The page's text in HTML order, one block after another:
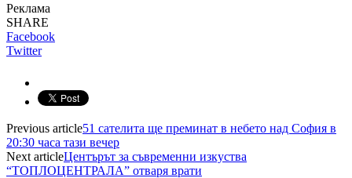
Реклама
SHARE
Facebook
Twitter
Previous article51 сателита ще преминат в небето над София в
20:30 часа тази вечер
Next articleЦентърът за съвременни изкуства
“ТОПЛОЦЕНТРАЛА” отваря врати